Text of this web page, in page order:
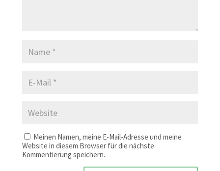
Meinen Namen, meine E-Mail-Adresse und meine
Website in diesem Browser für die nächste
Kommentierung speichern.